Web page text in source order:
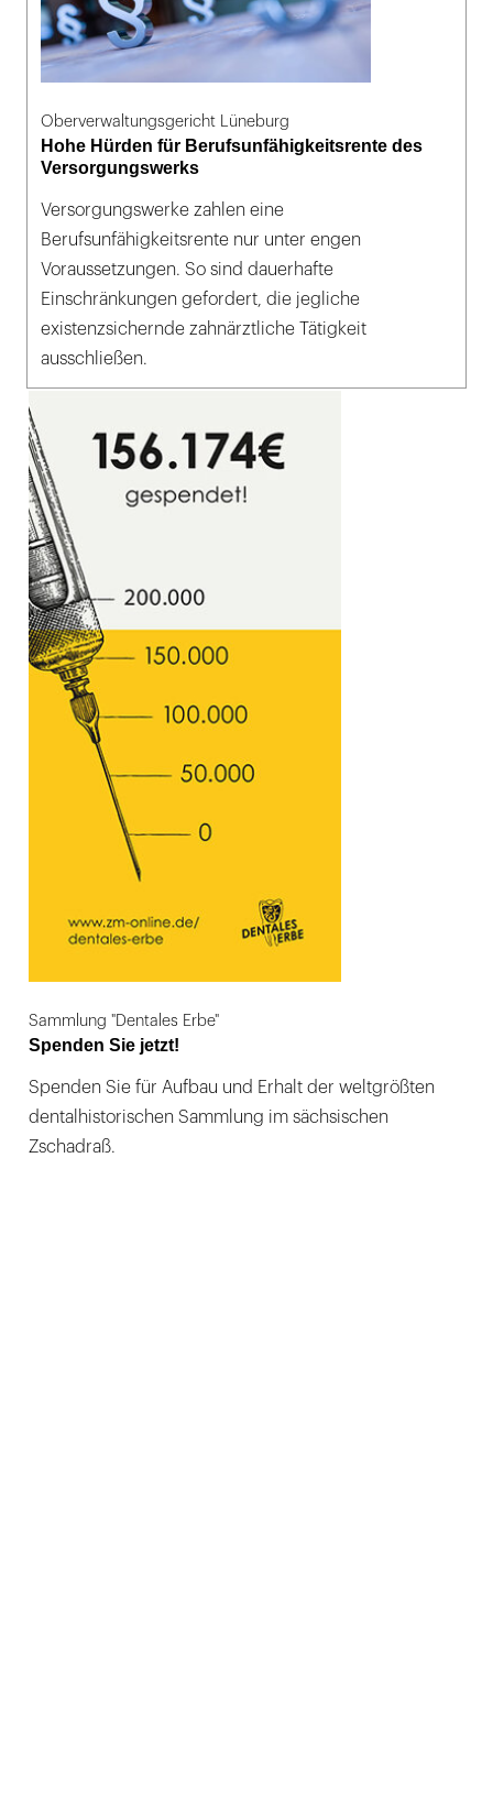
Oberverwaltungsgericht Lüneburg
Hohe Hürden für Berufsunfähigkeitsrente des
Versorgungswerks
Versorgungswerke zahlen eine
Berufsunfähigkeitsrente nur unter engen
Voraussetzungen. So sind dauerhafte
Einschränkungen gefordert, die jegliche
existenzsichernde zahnärztliche Tätigkeit
ausschließen.
Sammlung "Dentales Erbe"
Spenden Sie jetzt!
Spenden Sie für Aufbau und Erhalt der weltgrößten
dentalhistorischen Sammlung im sächsischen
Zschadraß.